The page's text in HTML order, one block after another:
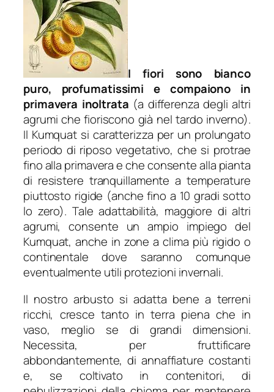
I fiori sono bianco
puro, profumatissimi e compaiono in
primavera inoltrata (a differenza degli altri
agrumi che fioriscono già nel tardo inverno).
Il Kumquat si caratterizza per un prolungato
periodo di riposo vegetativo, che si protrae
fino alla primavera e che consente alla pianta
di resistere tranquillamente a temperature
piuttosto rigide (anche fino a 10 gradi sotto
lo zero). Tale adattabilità, maggiore di altri
agrumi, consente un ampio impiego del
Kumquat, anche in zone a clima più rigido o
continentale dove saranno comunque
eventualmente utili protezioni invernali.
Il nostro arbusto si adatta bene a terreni
ricchi, cresce tanto in terra piena che in
vaso, meglio se di grandi dimensioni.
Necessita, per fruttificare
abbondantemente, di annaffiature costanti
e, se coltivato in contenitori, di